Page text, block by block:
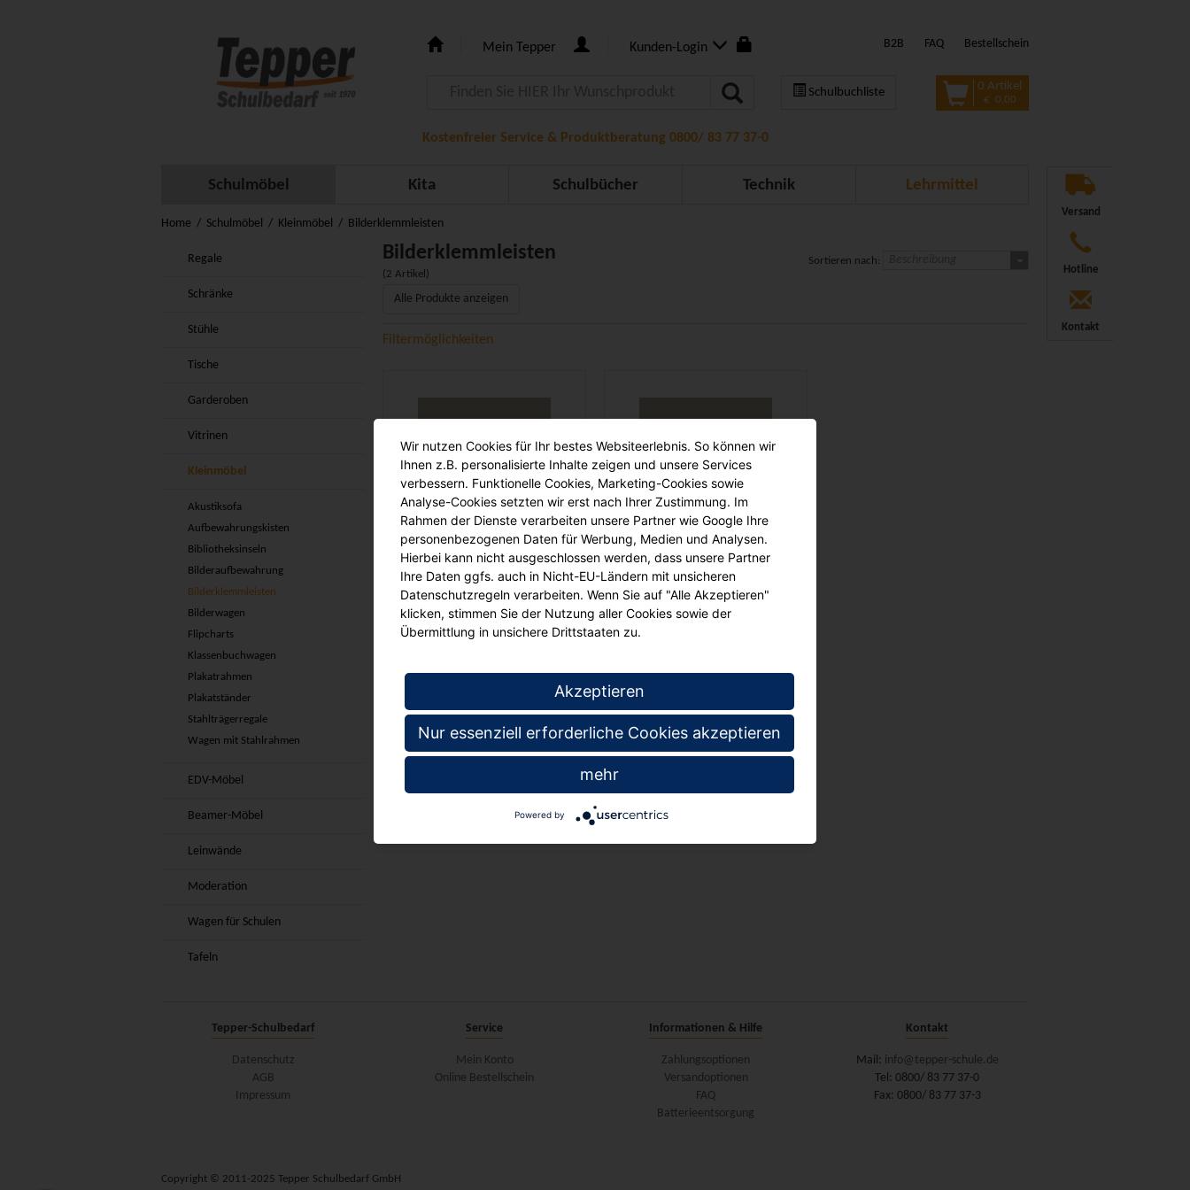
Mein Tepper Kunden-Login B2B FAQ Bestellschein
Schulbuchliste 0 Artikel
€ 0,00
Kostenfreier Service & Produktberatung 0800/ 83 77 37-0
Schulmöbel Kita Schulbücher Technik Lehrmittel
Versand
Hotline
Kontakt
Home Schulmöbel Kleinmöbel Bilderklemmleisten
Regale
Schränke
Stühle
Tische
Garderoben
Vitrinen
Kleinmöbel
Akustiksofa
Aufbewahrungskisten
Bibliotheksinseln
Bilderaufbewahrung
Bilderklemmleisten
Bilderwagen
Flipcharts
Klassenbuchwagen
Plakatrahmen
Plakatständer
Stahlträgerregale
Wagen mit Stahlrahmen
EDV-Möbel
Beamer-Möbel
Leinwände
Moderation
Wagen für Schulen
Tafeln
Bilderklemmleisten
(2 Artikel)
Alle Produkte anzeigen
Sortieren nach:
Filtermöglichkeiten
Bilderklemmleiste
(Kunststoff) weiß, 100 cm
€ 34,50
Bilderklemmleiste
(Kunststoff) weiß, 80 cm
50
Tepper-Schulbedarf
Datenschutz
AGB
Impressum
Service
Mein Konto
Online Bestellschein
Informationen & Hilfe
Zahlungsoptionen
Versandoptionen
FAQ
Batterieentsorgung
Kontakt
Mail: info@tepper-schule.de
Tel: 0800/ 83 77 37-0
Fax: 0800/ 83 77 37-3
Copyright © 2011-2025 Tepper Schulbedarf GmbH
Wir nutzen Cookies für Ihr bestes Websiteerlebnis. So können wir
Ihnen z.B. personalisierte Inhalte zeigen und unsere Services
verbessern. Funktionelle Cookies, Marketing-Cookies sowie
Analyse-Cookies setzten wir erst nach Ihrer Zustimmung. Im
Rahmen der Dienste verarbeiten unsere Partner wie Google Ihre
personenbezogenen Daten für Werbung, Medien und Analysen.
Hierbei kann nicht ausgeschlossen werden, dass unsere Partner
Ihre Daten ggfs. auch in Nicht-EU-Ländern mit unsicheren
Datenschutzregeln verarbeiten. Wenn Sie auf "Alle Akzeptieren"
klicken, stimmen Sie der Nutzung aller Cookies sowie der
Übermittlung in unsichere Drittstaaten zu.
Akzeptieren
Nur essenziell erforderliche Cookies akzeptieren
mehr
Powered by